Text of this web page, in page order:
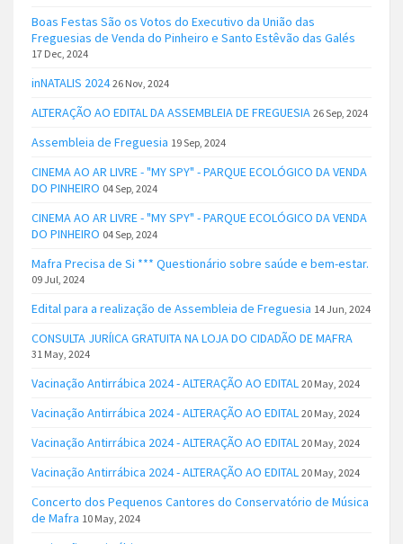
Boas Festas São os Votos do Executivo da União das
Freguesias de Venda do Pinheiro e Santo Estêvão das Galés
17 Dec, 2024
inNATALIS 2024 26 Nov, 2024
ALTERAÇÃO AO EDITAL DA ASSEMBLEIA DE FREGUESIA 26 Sep, 2024
Assembleia de Freguesia 19 Sep, 2024
CINEMA AO AR LIVRE - "MY SPY" - PARQUE ECOLÓGICO DA VENDA
DO PINHEIRO 04 Sep, 2024
CINEMA AO AR LIVRE - "MY SPY" - PARQUE ECOLÓGICO DA VENDA
DO PINHEIRO 04 Sep, 2024
Mafra Precisa de Si *** Questionário sobre saúde e bem-estar.
09 Jul, 2024
Edital para a realização de Assembleia de Freguesia 14 Jun, 2024
CONSULTA JURÍICA GRATUITA NA LOJA DO CIDADÃO DE MAFRA
31 May, 2024
Vacinação Antirrábica 2024 - ALTERAÇÃO AO EDITAL 20 May, 2024
Vacinação Antirrábica 2024 - ALTERAÇÃO AO EDITAL 20 May, 2024
Vacinação Antirrábica 2024 - ALTERAÇÃO AO EDITAL 20 May, 2024
Vacinação Antirrábica 2024 - ALTERAÇÃO AO EDITAL 20 May, 2024
Concerto dos Pequenos Cantores do Conservatório de Música
de Mafra 10 May, 2024